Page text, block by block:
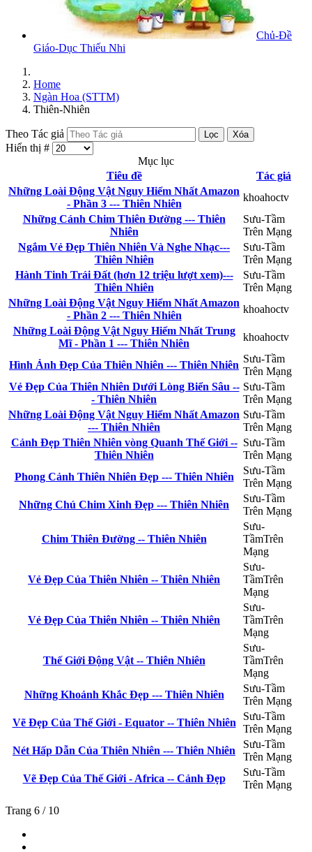
Chủ-Đề
Giáo-Dục Thiếu Nhi
Home
Ngàn Hoa (STTM)
Thiên-Nhiên
Theo Tác giả Lọc Xóa
Hiển thị #
Mục lục
Tiêu đề
Tác giả
Những Loài Động Vật Nguy Hiểm Nhất Amazon
- Phần 3 --- Thiên Nhiên
khoahoctv
Những Cánh Chim Thiên Đường --- Thiên
Nhiên
Sưu-Tầm
Trên Mạng
Ngắm Vẻ Đẹp Thiên Nhiên Và Nghe Nhạc---
Thiên Nhiên
Sưu-Tầm
Trên Mạng
Hành Tinh Trái Đất (hơn 12 triệu lượt xem)---
Thiên Nhiên
Sưu-Tầm
Trên Mạng
Những Loài Động Vật Nguy Hiểm Nhất Amazon
- Phần 2 --- Thiên Nhiên
khoahoctv
Những Loài Động Vật Nguy Hiểm Nhất Trung
Mĩ - Phần 1 --- Thiên Nhiên
khoahoctv
Hình Ảnh Đẹp Của Thiên Nhiên --- Thiên Nhiên
Sưu-Tầm
Trên Mạng
Vẻ Đẹp Của Thiên Nhiên Dưới Lòng Biển Sâu --
- Thiên Nhiên
Sưu-Tầm
Trên Mạng
Những Loài Động Vật Nguy Hiểm Nhất Amazon
--- Thiên Nhiên
Sưu-Tầm
Trên Mạng
Cảnh Đẹp Thiên Nhiên vòng Quanh Thế Giới --
Thiên Nhiên
Sưu-Tầm
Trên Mạng
Phong Cảnh Thiên Nhiên Đẹp --- Thiên Nhiên
Sưu-Tầm
Trên Mạng
Những Chú Chim Xinh Đẹp --- Thiên Nhiên
Sưu-Tầm
Trên Mạng
Chim Thiên Đường -- Thiên Nhiên
Sưu-
TầmTrên
Mạng
Vẻ Đẹp Của Thiên Nhiên -- Thiên Nhiên
Sưu-
TầmTrên
Mạng
Vẻ Đẹp Của Thiên Nhiên -- Thiên Nhiên
Sưu-
TầmTrên
Mạng
Thế Giới Động Vật -- Thiên Nhiên
Sưu-
TầmTrên
Mạng
Những Khoảnh Khắc Đẹp --- Thiên Nhiên
Sưu-Tầm
Trên Mạng
Vẽ Đẹp Của Thế Giới - Equator -- Thiên Nhiên
Sưu-Tầm
Trên Mạng
Nét Hấp Dẫn Của Thiên Nhiên --- Thiên Nhiên
Sưu-Tầm
Trên Mạng
Vẽ Đẹp Của Thế Giới - Africa -- Cảnh Đẹp
Sưu-Tầm
Trên Mạng
Trang 6 / 10